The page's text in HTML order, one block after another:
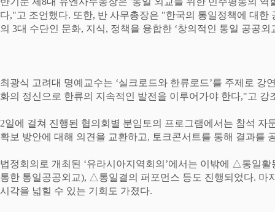
다,"고 조언했다. 또한, 반 사무총장은 "한국의 통일정책에 대한
의 3대 수단인 문화, 지식, 정책을 융합한 ‘창의적인 통일 공공외
최광식 고려대 명예교수는 ‘실크로드와 한류로드’를 주제로 강
화의 정신으로 한류의 지속적인 발전을 이루어가야 한다,"고 강
2일에 걸쳐 진행된 협의회별 분임토의 프로그램에서는 참석 자
확보 방안에 대해 의견을 교환하고, 토크콘서트를 통해 결과를
법정회의로 개최된 ‘유라시아지역회의 ’에서는 이밖에 △통일활
통한 통일공공외교), △통일결의 퍼포먼스 등도 진행되었다. 마
시각을 넓힐 수 있는 기회도 가졌다.